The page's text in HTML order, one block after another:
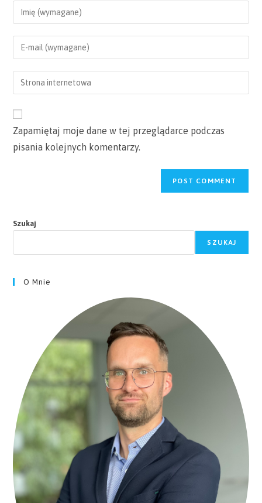
Enter
your
name
comment
Enter
your
email
address
Enter
your
URL
(optional)
Zapamiętaj moje dane w tej przeglądarce podczas
pisania kolejnych komentarzy.
Szukaj
SZUKAJ
O Mnie